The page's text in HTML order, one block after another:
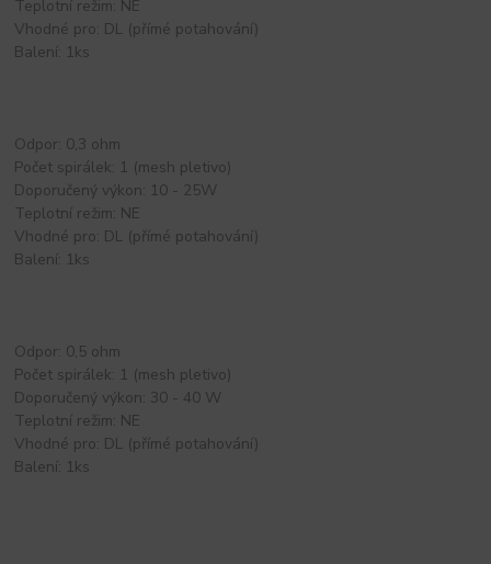
Teplotní režim: NE
Vhodné pro: DL (přímé potahování)
Balení: 1ks
Odpor: 0,3 ohm
Počet spirálek: 1 (mesh pletivo)
Doporučený výkon: 10 - 25W
Teplotní režim: NE
Vhodné pro: DL (přímé potahování)
Balení: 1ks
Odpor: 0,5 ohm
Počet spirálek: 1 (mesh pletivo)
Doporučený výkon: 30 - 40 W
Teplotní režim: NE
Vhodné pro: DL (přímé potahování)
Balení: 1ks